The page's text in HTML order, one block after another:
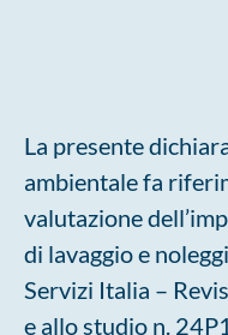
La presente
ambientale fa
valutazione
di lavaggio e
Servizi Italia –
e allo studio n.